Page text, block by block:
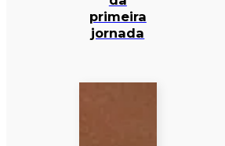
primeira
jornada